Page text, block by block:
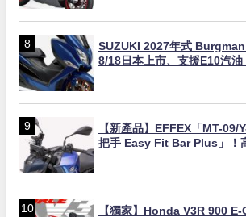
SUZUKI 2027年式 Burgman
8/18日本上市、支援E10汽油
【新產品】EFFEX「MT-09/
把手 Easy Fit Bar Plus」！
【獨家】Honda V3R 900